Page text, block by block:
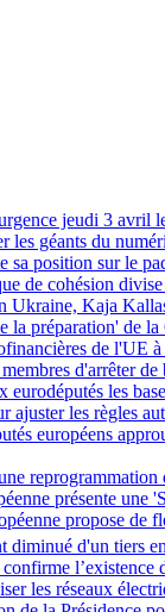
jeudi 3 avril
les géants du
sa position sur le
de cohésion
Ukraine, Kaja
la préparation' de
de l'UE
d'arrêter
eurodéputés les
ajuster les règles
européens
présente une
propose de
diminué d'un tiers
l’existence
les réseaux